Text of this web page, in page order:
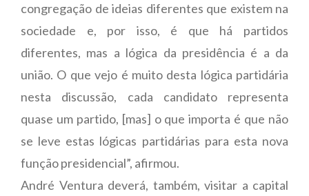
congregação de ideias diferentes que existem na
sociedade e, por isso, é que há partidos
diferentes, mas a lógica da presidência é a da
união. O que vejo é muito desta lógica partidária
nesta discussão, cada candidato representa
quase um partido, [mas] o que importa é que não
se leve estas lógicas partidárias para esta nova
função presidencial”, afirmou.
André Ventura deverá, também, visitar a capital